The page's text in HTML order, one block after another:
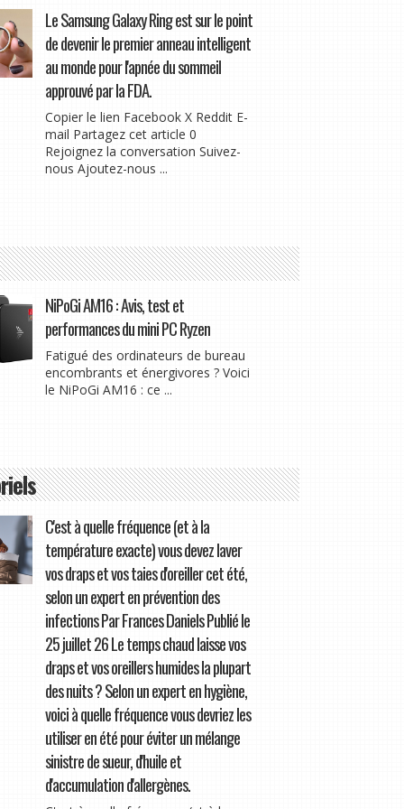
Le Samsung Galaxy Ring est sur le point
de devenir le premier anneau intelligent
au monde pour l'apnée du sommeil
approuvé par la FDA.
Copier le lien Facebook X Reddit E-
mail Partagez cet article 0
Rejoignez la conversation Suivez-
nous Ajoutez-nous ...
NiPoGi AM16 : Avis, test et
performances du mini PC Ryzen
Fatigué des ordinateurs de bureau
encombrants et énergivores ? Voici
le NiPoGi AM16 : ce ...
C'est à quelle fréquence (et à la
température exacte) vous devez laver
vos draps et vos taies d'oreiller cet été,
selon un expert en prévention des
infections Par Frances Daniels Publié le
25 juillet 26 Le temps chaud laisse vos
draps et vos oreillers humides la plupart
des nuits ? Selon un expert en hygiène,
voici à quelle fréquence vous devriez les
utiliser en été pour éviter un mélange
sinistre de sueur, d'huile et
d'accumulation d'allergènes.